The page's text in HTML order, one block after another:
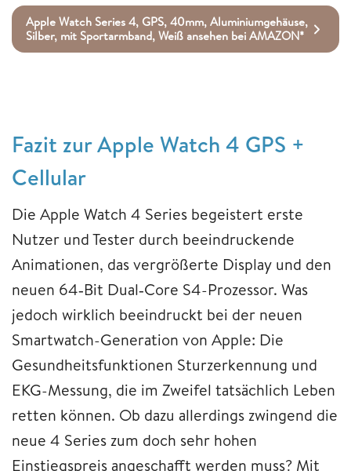
Apple Watch Series 4, GPS, 40mm, Aluminiumgehäuse,
Silber, mit Sportarmband, Weiß ansehen bei AMAZON*
Fazit zur Apple Watch 4 GPS +
Cellular
Die Apple Watch 4 Series begeistert erste
Nutzer und Tester durch beeindruckende
Animationen, das vergrößerte Display und den
neuen 64‑Bit Dual‑Core S4-Prozessor. Was
jedoch wirklich beeindruckt bei der neuen
Smartwatch-Generation von Apple: Die
Gesundheitsfunktionen Sturzerkennung und
EKG-Messung, die im Zweifel tatsächlich Leben
retten können. Ob dazu allerdings zwingend die
neue 4 Series zum doch sehr hohen
Einstiegspreis angeschafft werden muss? Mit